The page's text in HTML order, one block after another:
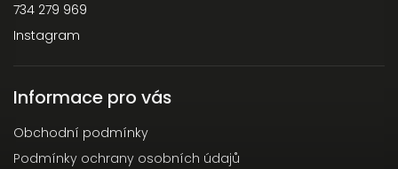
734 279 969
Instagram
Informace pro vás
Obchodní podmínky
Podmínky ochrany osobních údajů